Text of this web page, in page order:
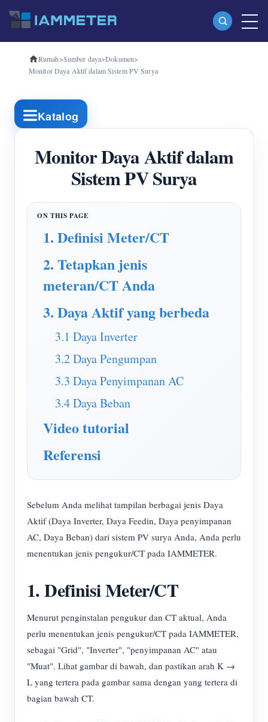
Produk
Pengukur Energi Wi-Fi Tiga Fase (WEM3080T)
Pengukur Energi Wi-Fi Tiga Fase (WEM3050T)
Pengontrol Daya WiFi
IAMMETER Awan Pro
Simulator IAMMETER
Sistem Peramalan dan Simulasi Energi
Aplikasi
Monitor Energi Sistem PV Surya
Monitor Penggunaan Listrik
Sistem Kontrol Pemanas PV
Otomasi Rumah
Pemantauan Energi Pabrik
Video Tutorial
Berita
Blog
Masyarakat
Rumah>Sumber daya>Dokumen>
Monitor Daya Aktif dalam Sistem PV Surya
Katalog
Monitor Daya Aktif dalam
Sistem PV Surya
1. Definisi Meter/CT
2. Tetapkan jenis
meteran/CT Anda
3. Daya Aktif yang berbeda
3.1 Daya Inverter
3.2 Daya Pengumpan
3.3 Daya Penyimpanan AC
3.4 Daya Beban
Video tutorial
Referensi
Sebelum Anda melihat tampilan berbagai jenis Daya
Aktif (Daya Inverter, Daya Feedin, Daya penyimpanan
AC, Daya Beban) dari sistem PV surya Anda, Anda perlu
menentukan jenis pengukur/CT pada IAMMETER.
1. Definisi Meter/CT
Menurut penginstalan pengukur dan CT aktual, Anda
perlu menentukan jenis pengukur/CT pada IAMMETER,
sebagai "Grid", "Inverter", "penyimpanan AC" atau
"Muat". Lihat gambar di bawah, dan pastikan arah K →
L yang tertera pada gambar sama dengan yang tertera di
bagian bawah CT.